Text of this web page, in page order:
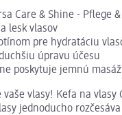
Care & Shine - Pflege
lesk vlasov
pre hydratáciu
úpravu účesu
poskytuje jemnú masáž
vlasy! Kefa na vlasy
jednoducho